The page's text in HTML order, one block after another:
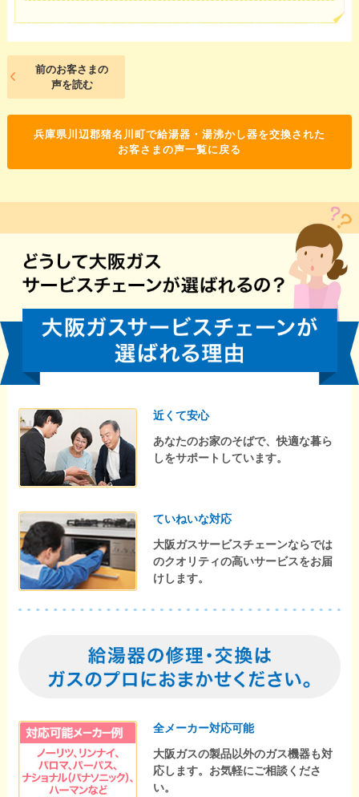
前のお客さまの
声を読む
兵庫県川辺郡猪名川町で給湯器・湯沸かし器を交換された
お客さまの声一覧に戻る
近くて安心
あなたのお家のそばで、快適な暮ら
しをサポートしています。
ていねいな対応
大阪ガスサービスチェーンならでは
のクオリティの高いサービスをお届
けします。
全メーカー対応可能
大阪ガスの製品以外のガス機器も対
応します。お気軽にご相談くださ
い。